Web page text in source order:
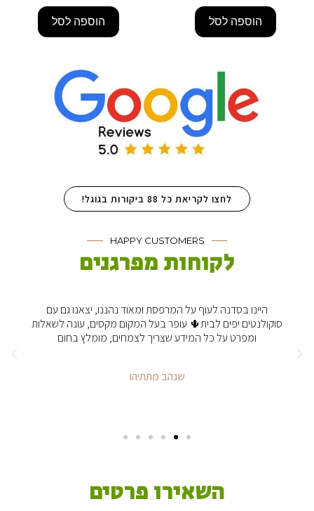
הוספה לסל הוספה לסל
לחצו לקריאת כל 88 ביקורות בגוגל!
HAPPY CUSTOMERS
לקוחות מפרגנים
היינו בסדנה לעוף על המרפסת ומאוד נהננו, יצאנו גם עם
סוקולנטים יפים לבית🌵 עופר בעל המקום מקסים, עונה לשאלות
ומפרט על כל המידע שצריך לצמחים, מומלץ בחום
שנהב מתתיהו
השאירו פרטים